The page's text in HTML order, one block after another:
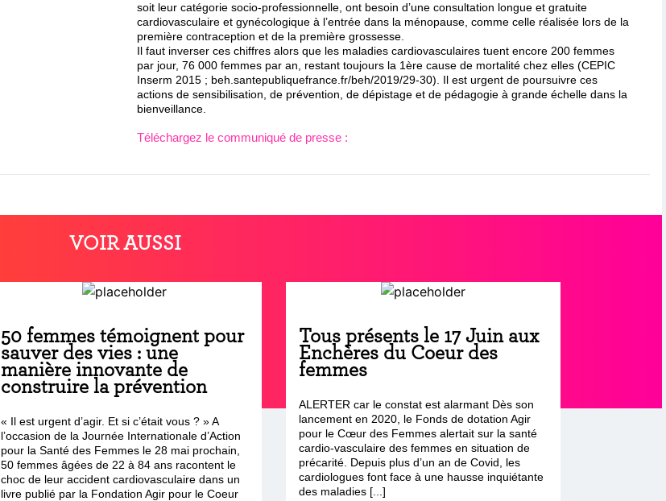
soit leur catégorie socio-professionnelle, ont besoin d’une consultation longue et gratuite
cardiovasculaire et gynécologique à l’entrée dans la ménopause, comme celle réalisée lors de la
première contraception et de la première grossesse.
Il faut inverser ces chiffres alors que les maladies cardiovasculaires tuent encore 200 femmes
par jour, 76 000 femmes par an, restant toujours la 1ère cause de mortalité chez elles (CEPIC
Inserm 2015 ; beh.santepubliquefrance.fr/beh/2019/29-30). Il est urgent de poursuivre ces
actions de sensibilisation, de prévention, de dépistage et de pédagogie à grande échelle dans la
bienveillance.
Téléchargez le communiqué de presse :
VOIR AUSSI
50 femmes témoignent pour
sauver des vies : une
manière innovante de
construire la prévention
« Il est urgent d’agir. Et si c’était vous ? » A
l’occasion de la Journée Internationale d’Action
pour la Santé des Femmes le 28 mai prochain,
50 femmes âgées de 22 à 84 ans racontent le
choc de leur accident cardiovasculaire dans un
livre publié par la Fondation Agir pour le Coeur
Tous présents le 17 Juin aux
Enchères du Coeur des
femmes
ALERTER car le constat est alarmant Dès son
lancement en 2020, le Fonds de dotation Agir
pour le Cœur des Femmes alertait sur la santé
cardio-vasculaire des femmes en situation de
précarité. Depuis plus d’un an de Covid, les
cardiologues font face à une hausse inquiétante
des maladies [...]